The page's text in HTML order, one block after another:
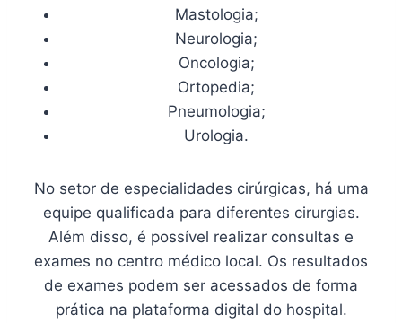
Mastologia;
Neurologia;
Oncologia;
Ortopedia;
Pneumologia;
Urologia.
No setor de especialidades cirúrgicas, há uma
equipe qualificada para diferentes cirurgias.
Além disso, é possível realizar consultas e
exames no centro médico local. Os resultados
de exames podem ser acessados de forma
prática na plataforma digital do hospital.